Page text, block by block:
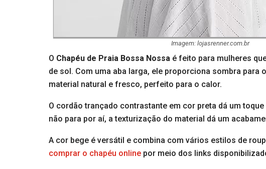
Imagem: lojasrenner.com.br
O Chapéu de Praia Bossa Nossa é feito para mulheres
de sol. Com uma aba larga, ele proporciona sombra para
material natural e fresco, perfeito para o calor.
O cordão trançado contrastante em cor preta dá um
não para por aí, a texturização do material dá um
A cor bege é versátil e combina com vários estilos de
comprar o chapéu online por meio dos links